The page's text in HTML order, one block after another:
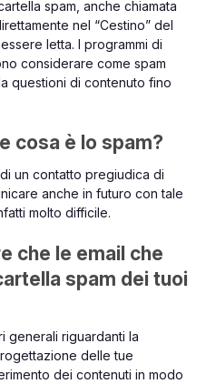
spam, anche chiamata
nel “Cestino” del
letta. I programmi di
considerare come spam
questioni di contenuto fino
cosa è lo spam?
un contatto pregiudica di
anche in futuro con tale
molto difficile.
che le email che
spam dei tuoi
generali riguardanti la
delle tue
dei contenuti in modo